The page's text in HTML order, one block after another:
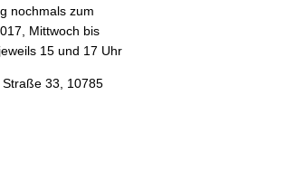
nochmals zum
Mittwoch bis
15 und 17 Uhr
33, 10785